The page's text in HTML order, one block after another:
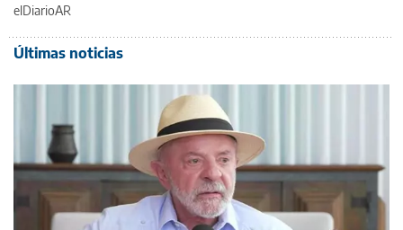
elDiarioAR
Últimas noticias